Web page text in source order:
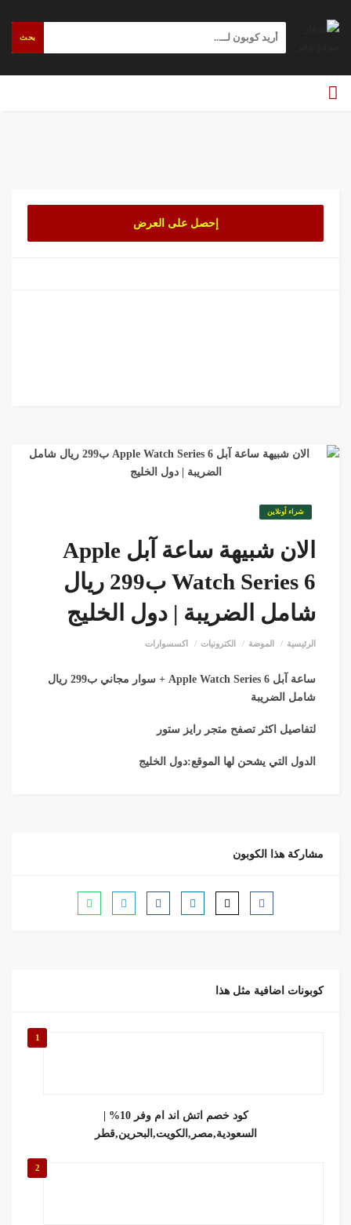
بحث
إحصل على العرض
شراء أونلاين
الان شبيهة ساعة آبل Apple
Watch Series 6 ب299 ريال
شامل الضريبة | دول الخليج
الرئيسية الموضة الكترونيات اكسسوارات
ساعة آبل Apple Watch Series 6 + سوار مجاني ب299 ريال
شامل الضريبة
لتفاصيل اكثر تصفح متجر رايز ستور
الدول التي يشحن لها الموقع:دول الخليج
مشاركة هذا الكوبون
كوبونات اضافية مثل هذا
كود خصم اتش اند ام وفر 10% |
السعودية,مصر,الكويت,البحرين,قطر
2